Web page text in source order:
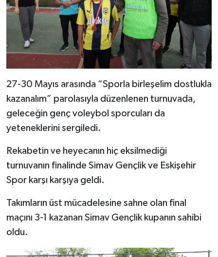
27-30 Mayıs arasında “Sporla birleşelim dostlukla
kazanalım” parolasıyla düzenlenen turnuvada,
geleceğin genç voleybol sporcuları da
yeteneklerini sergiledi.
Rekabetin ve heyecanın hiç eksilmediği
turnuvanın finalinde Simav Gençlik ve Eskişehir
Spor karşı karşıya geldi.
Takımların üst mücadelesine sahne olan final
maçını 3-1 kazanan Simav Gençlik kupanın sahibi
oldu.
Simav
Siyaset
Tavşanlı
Türkiye
Video Galeri
Yemek Tarifleri